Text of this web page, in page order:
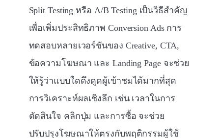
Split Testing หรือ A/B Testing เป็นวิธีสำคัญ
เพื่อเพิ่มประสิทธิภาพ Conversion Ads การ
ทดสอบหลายเวอร์ชันของ Creative, CTA,
ข้อความโฆษณา และ Landing Page จะช่วย
ให้รู้ว่าแบบใดดึงดูดผู้เข้าชมได้มากที่สุด
การวิเคราะห์ผลเชิงลึก เช่น เวลาในการ
ตัดสินใจ คลิกปุ่ม และการซื้อ จะช่วย
ปรับปรุงโฆษณาให้ตรงกับพฤติกรรมผู้ใช้